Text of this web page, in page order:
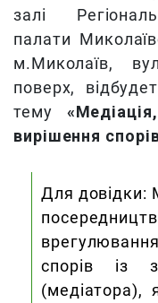
залі
палати
м.Миколаїв,
поверх,
тему
вирішення
Для довідки:
спорів із
(медіатора),